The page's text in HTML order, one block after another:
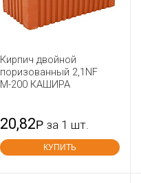
Кирпич двойной
поризованный 2,1NF
М-200 КАШИРА
20,82Р за 1 шт.
КУПИТЬ